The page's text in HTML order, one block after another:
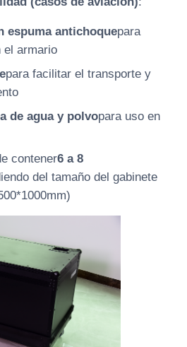
espuma antichoquepara
el armario
para facilitar el transporte y
de agua y polvopara uso en
contener6 a 8
del tamaño del gabinete